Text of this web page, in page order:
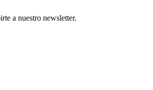
a nuestro newsletter.